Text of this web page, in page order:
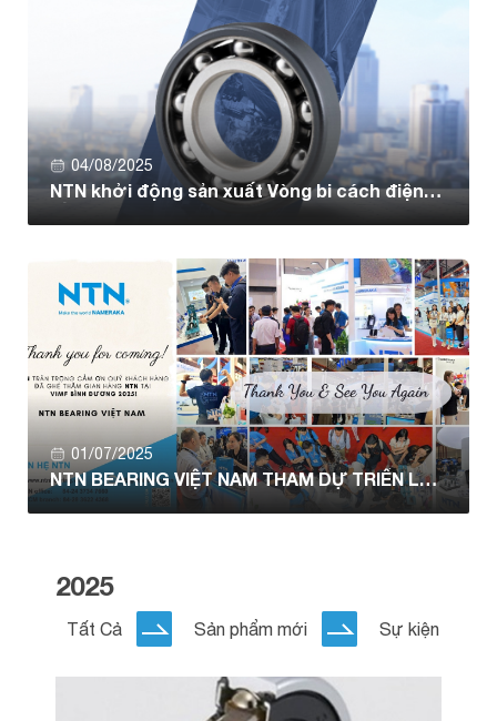
NTN khởi động sản xuất Vòng bi cách điện
bằng nhựa đúc cho trục truyền động e-Axle
04/08/2025
NTN BEARING VIỆT NAM THAM DỰ TRIỂN LÃM
VIMF 2025 BÌNH DƯƠNG
01/07/2025
2025
Tất Cả Sản phẩm mới Sự kiện